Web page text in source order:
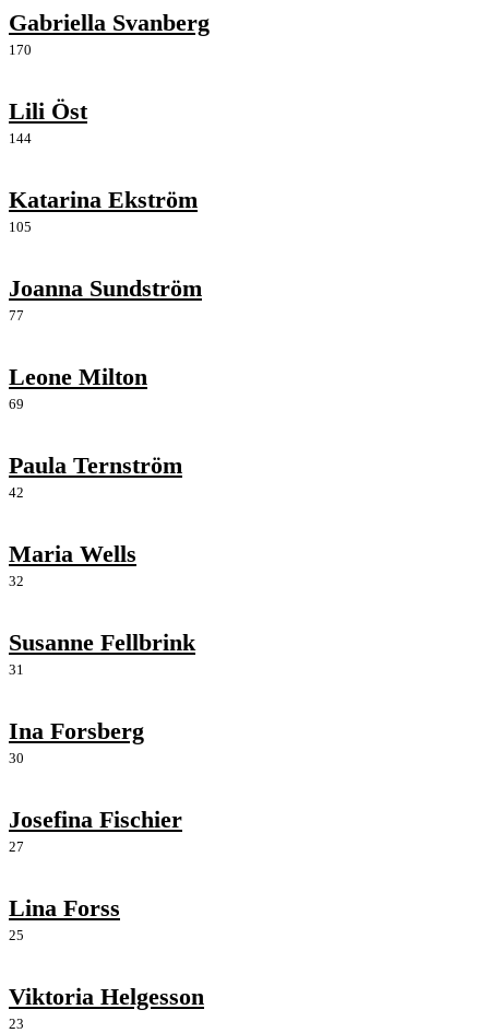
Gabriella Svanberg
170
Lili Öst
144
Katarina Ekström
105
Joanna Sundström
77
Leone Milton
69
Paula Ternström
42
Maria Wells
32
Susanne Fellbrink
31
Ina Forsberg
30
Josefina Fischier
27
Lina Forss
25
Viktoria Helgesson
23